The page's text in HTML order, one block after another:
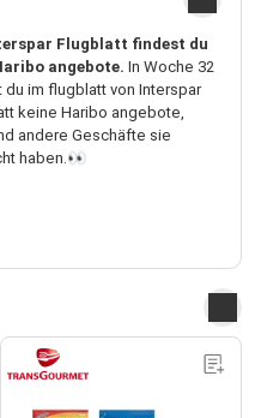
Flugblatt findest du
angebote. In Woche 32
du im flugblatt von Interspar
keine Haribo angebote,
andere Geschäfte sie
haben.👀